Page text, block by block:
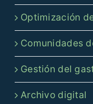
Optimización
Comunidades
Gestión del
Archivo digital